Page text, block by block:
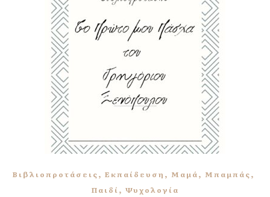
Βιβλιοπροτάσεις, Εκπαίδευση , Μαμά, Μπαμπάς,
Παιδί, Ψυχολογία